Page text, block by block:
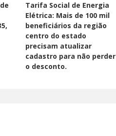
Tarifa Social de Energia
Elétrica: Mais de 100 mil
beneficiários da região
centro do estado
precisam atualizar
cadastro para não perder
o desconto.